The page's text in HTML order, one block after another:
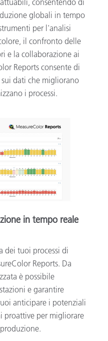
consentendo di
globali in tempo
per l'analisi
il confronto delle
e la collaborazione ai
Reports consente di
dati che migliorano
i processi.
in tempo reale
dei tuoi processi di
Reports. Da
è possibile
e garantire
anticipare i potenziali
proattive per migliorare